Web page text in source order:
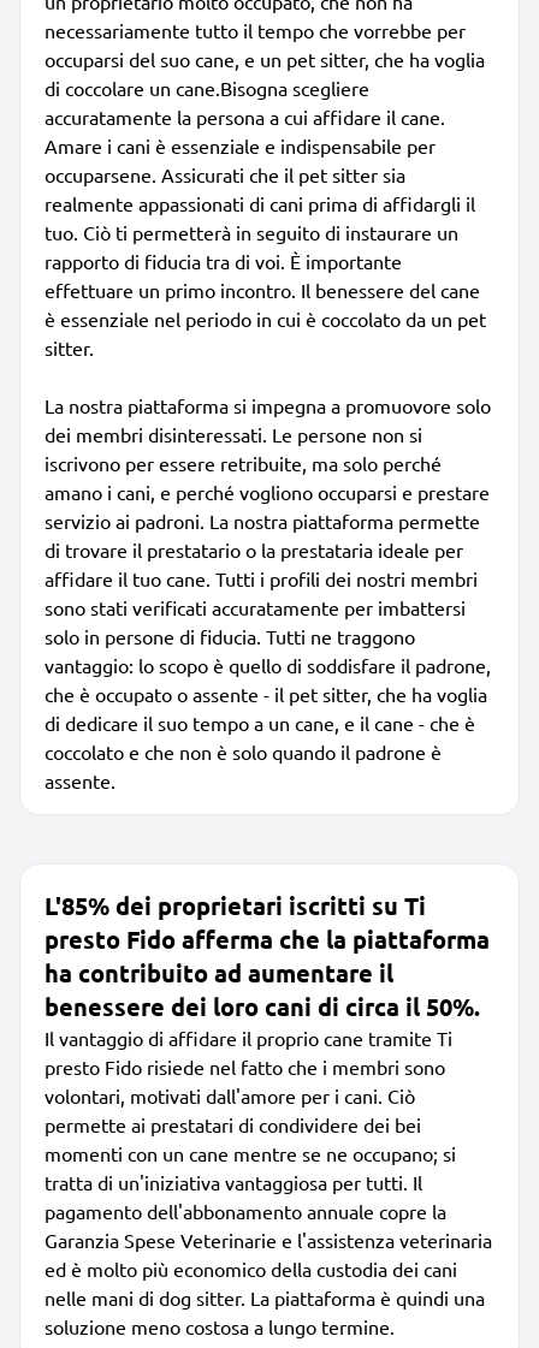
necessariamente tutto il tempo che vorrebbe per
occuparsi del suo cane, e un pet sitter, che ha voglia
di coccolare un cane.Bisogna scegliere
accuratamente la persona a cui affidare il cane.
Amare i cani è essenziale e indispensabile per
occuparsene. Assicurati che il pet sitter sia
realmente appassionati di cani prima di affidargli il
tuo. Ciò ti permetterà in seguito di instaurare un
rapporto di fiducia tra di voi. È importante
effettuare un primo incontro. Il benessere del cane
è essenziale nel periodo in cui è coccolato da un pet
sitter.
La nostra piattaforma si impegna a promuovore solo
dei membri disinteressati. Le persone non si
iscrivono per essere retribuite, ma solo perché
amano i cani, e perché vogliono occuparsi e prestare
servizio ai padroni. La nostra piattaforma permette
di trovare il prestatario o la prestataria ideale per
affidare il tuo cane. Tutti i profili dei nostri membri
sono stati verificati accuratamente per imbattersi
solo in persone di fiducia. Tutti ne traggono
vantaggio: lo scopo è quello di soddisfare il padrone,
che è occupato o assente - il pet sitter, che ha voglia
di dedicare il suo tempo a un cane, e il cane - che è
coccolato e che non è solo quando il padrone è
assente.
L'85% dei proprietari iscritti su Ti
presto Fido afferma che la piattaforma
ha contribuito ad aumentare il
benessere dei loro cani di circa il 50%.
Il vantaggio di affidare il proprio cane tramite Ti
presto Fido risiede nel fatto che i membri sono
volontari, motivati dall'amore per i cani. Ciò
permette ai prestatari di condividere dei bei
momenti con un cane mentre se ne occupano; si
tratta di un'iniziativa vantaggiosa per tutti. Il
pagamento dell'abbonamento annuale copre la
Garanzia Spese Veterinarie e l'assistenza veterinaria
ed è molto più economico della custodia dei cani
nelle mani di dog sitter. La piattaforma è quindi una
soluzione meno costosa a lungo termine.